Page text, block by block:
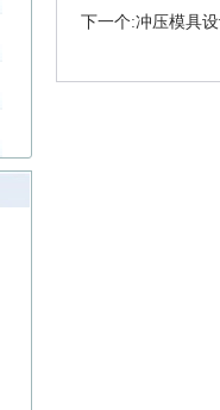
下一个:冲压模具